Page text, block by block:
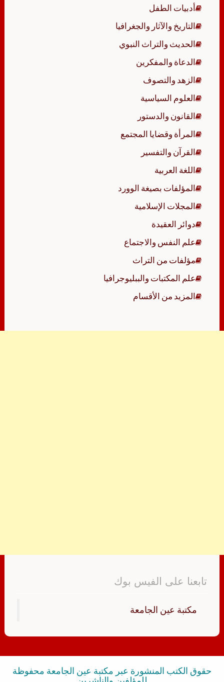
أدبيات الطفل
التاريخ والآثار والجغرافيا
الحديث والتراث النبوي
الدعاة والمفكرين
الزهد والتصوف
العلوم السياسية
القانون والدستور
المرأة وقضايا المجتمع
القرآن والتفسير
اللغة العربية
المؤلفات بصيغة الوورد
المجلات الإسلامية
دوائر العقيدة
علم النفس والاجتماع
مؤلفات من التراث
علم المكتبات والببليوجرافيا
المزيد من الأقسام
تابعنا على الفيس بوك
‏مكتبة عين الجامعة‏
حقوق الكتب المنشورة عبر مكتبة عين الجامعة محفوظة